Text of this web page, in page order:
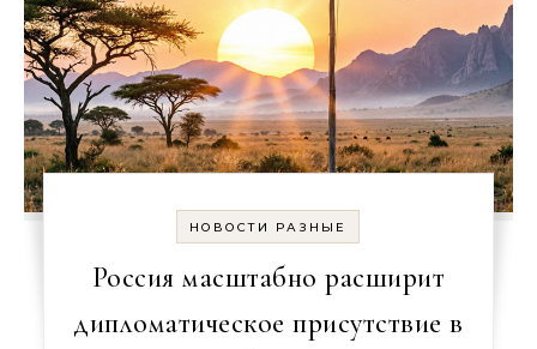
НОВОСТИ РАЗНЫЕ
Россия масштабно расширит
дипломатическое присутствие в